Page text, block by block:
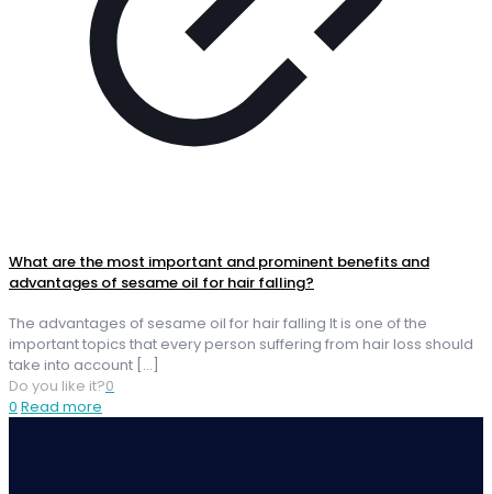
What are the most important and prominent benefits and
advantages of sesame oil for hair falling?
The advantages of sesame oil for hair falling It is one of the
important topics that every person suffering from hair loss should
take into account […]
Do you like it?0
0 Read more